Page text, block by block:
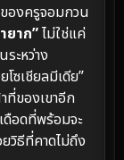
องครูจอมกวน
ยาก”ไม่ใช่แค่
ะหว่าง
ซเชียลมีเดีย”
ที่ของเขาอีก
อดที่พร้อมจะ
วิธีที่คาดไม่ถึง